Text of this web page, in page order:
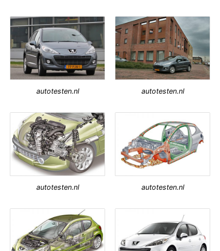
autotesten.nl autotesten.nl
autotesten.nl autotesten.nl